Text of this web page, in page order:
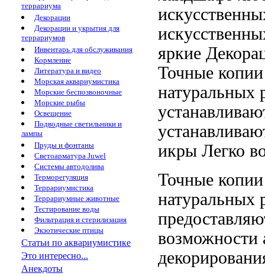
террариума
Декорации
Декорации и укрытия для
террариумов
Инвентарь для обслуживания
Кормление
Литература и видео
Морская аквариумистика
Морские беспозвоночные
Морские рыбы
Освещение
Подводные светильники и
лампы
Пруды и фонтаны
Светоарматура Juwel
Системы автодолива
Терморегуляция
Террариумистика
Террариумные животные
Тестирование воды
Фильтрация и стерилизация
Экзотические птицы
Статьи по аквариумистике
Это интересно...
Анекдоты
яркие
Точные
натуральных
икры Легко
Точные
натуральных
возможности